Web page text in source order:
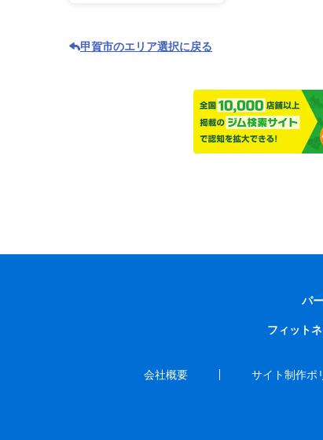
甲賀市のエリア選択に戻る
パ
フィット
会社概要 サイト制作ポ